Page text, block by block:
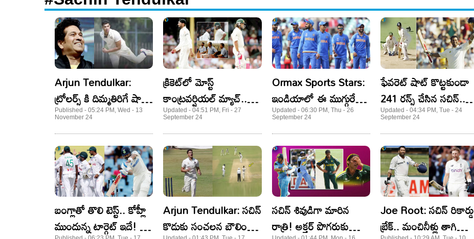
Arjun Tendulkar:
ట్రోలర్స్ కి దిమ్మతిరిగే షాక్..
సంచలనం సృష్టించిన సచిన్
టెండూల్కర్ కొడుకు!
Published - 05:24 PM, Wed - 13
November 24
క్రికెట్​లో మోస్ట్
కాంట్రవర్షియల్ మ్యాచ్..
సచిన్​ను కోర్టుకు లాగిన
ఘటన! ఏంటీ మంకీగేట్?
Updated - 04:51 PM, Fri - 27
September 24
Ormax Sports Stars:
ఇండియాలో ఈ ముగ్గురే
తోపులు.. క్రేజ్ లో కొట్టేవాళ్లే
లేరు!
Updated - 06:30 PM, Thu - 26
September 24
ఫేవరెట్ షాట్ కొట్టకుండా
241 రన్స్ చేసిన సచిన్..
క్రికెట్​లో దీన్ని మించిన కమ్​
బ్యాక్ లేదు!
Updated - 04:34 PM, Tue - 24
September 24
బంగ్లాతో తొలి టెస్ట్‌.. కోహ్లీ
ముందున్న టార్గెట్‌ ఇదే! 58
Arjun Tendulkar: సచిన్
కొడుకు సంచలన బౌలింగ్..
సచిన్ శివుడిగా మారిన
రాత్రి! అక్తర్ పొగరుకు
Joe Root: సచిన్ రికార్డు
బ్రేక్.. మంచినీళ్లు తాగినంత